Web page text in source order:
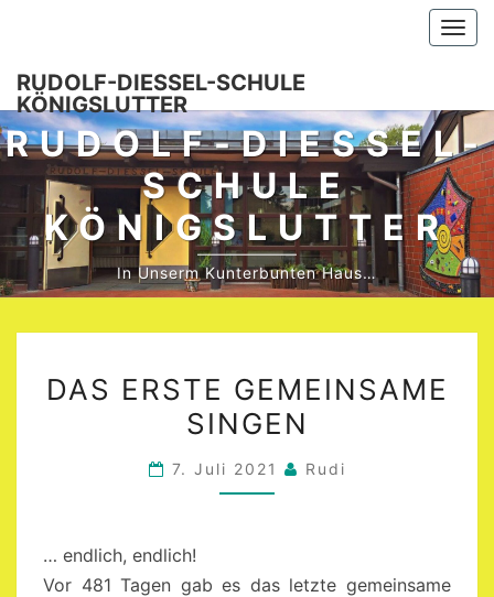
content
RUDOLF-DIESSEL-SCHULE K
ÖNIGSLUTTER
RUDOLF-DIESSEL-S
CHULE K
ÖNIGSLUTTER
In Unserm Kunterbunten Haus…
ERSTE
GEMEINSAME
DAS ERSTE GEMEINSAME
SINGEN
7. Juli 2021 Rudi
… endlich, endlich!
Vor 481 Tagen gab es das letzte gemeinsame